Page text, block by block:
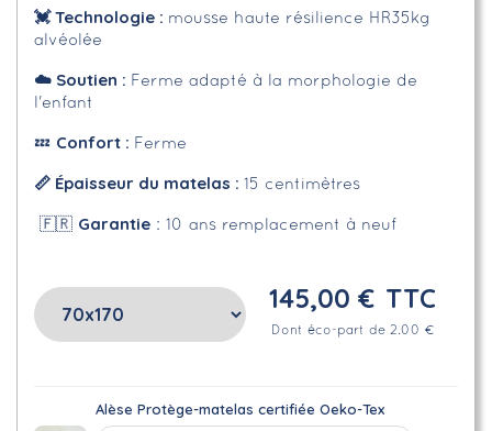
💓 Technologie : mousse haute résilience HR35kg
alvéolée
☁️ Soutien : Ferme adapté à la morphologie de
l'enfant
💤 Confort : Ferme
📏 Épaisseur du matelas : 15 centimètres
🇫🇷 Garantie : 10 ans remplacement à neuf
145,00 € TTC
Dont éco-part de 2.00 €
Alèse Protège-matelas certifiée Oeko-Tex